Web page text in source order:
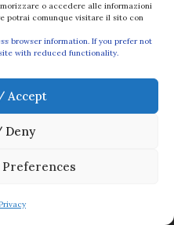
o accedere alle informazioni
potrai comunque visitare il sito con
browser information. If you prefer not
with reduced functionality.
Accept
Deny
ogni paura,